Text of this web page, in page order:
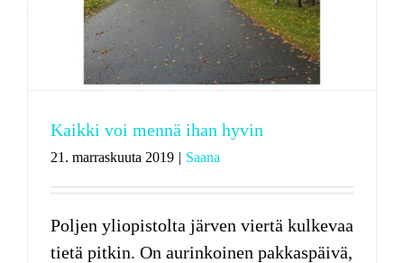
Kaikki voi mennä ihan hyvin
21. marraskuuta 2019 | Saana
Poljen yliopistolta järven viertä kulkevaa
tietä pitkin. On aurinkoinen pakkaspäivä,